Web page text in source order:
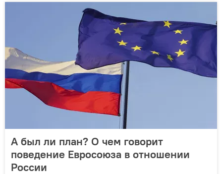
А был ли план? О чем говорит
поведение Евросоюза в отношении
России